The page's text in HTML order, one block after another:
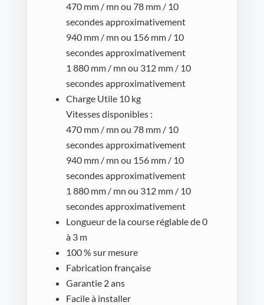
470 mm / mn ou 78 mm / 10
secondes approximativement
940 mm / mn ou 156 mm / 10
secondes approximativement
1 880 mm / mn ou 312 mm / 10
secondes approximativement
Charge Utile 10 kg
Vitesses disponibles :
470 mm / mn ou 78 mm / 10
secondes approximativement
940 mm / mn ou 156 mm / 10
secondes approximativement
1 880 mm / mn ou 312 mm / 10
secondes approximativement
Longueur de la course réglable de 0
à 3 m
100 % sur mesure
Fabrication française
Garantie 2 ans
Facile à installer